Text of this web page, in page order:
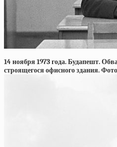
14 ноября 1973 года. Будапешт.
строящегося офисного здания.